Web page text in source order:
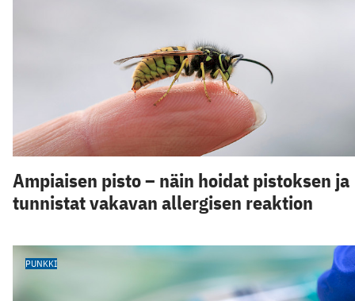
Ampiaisen pisto – näin hoidat pistoksen ja
tunnistat vakavan allergisen reaktion
PUNKKI